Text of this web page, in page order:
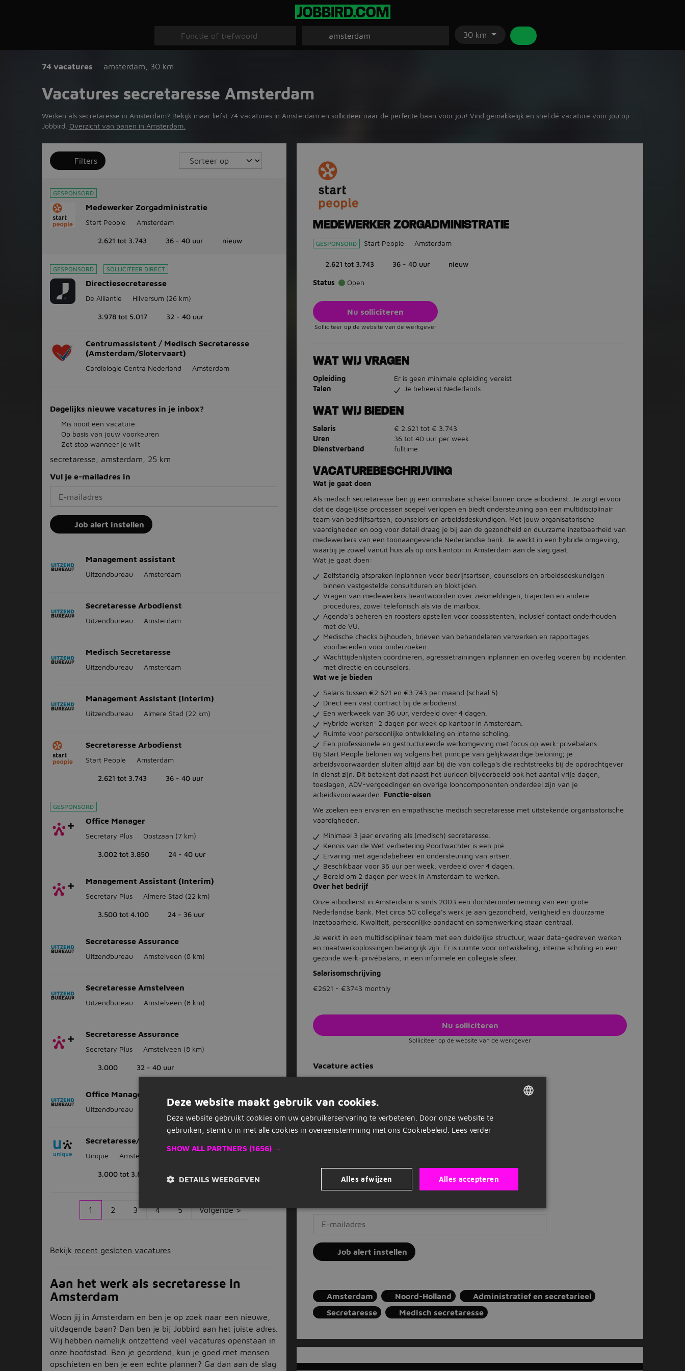
30 km
74 vacatures amsterdam 30 km
Vacatures secretaresse Amsterdam
Werken als secretaresse in Amsterdam? Bekijk maar liefst 74 vacatures in Amsterdam en solliciteer naar de perfecte baan voor jou! Vind gemakkelijk en snel dé vacature voor jou op
Jobbird. Overzicht van banen in Amsterdam.
Filters
GESPONSORD
Medewerker Zorgadministratie
Start People Amsterdam
2.621 tot 3.743 36 - 40 uur nieuw
GESPONSORD SOLLICITEER DIRECT
Directiesecretaresse
De Alliantie Hilversum (26 km)
3.978 tot 5.017 32 - 40 uur
Centrumassistent / Medisch Secretaresse
(Amsterdam/Slotervaart)
Cardiologie Centra Nederland Amsterdam
Dagelijks nieuwe vacatures in je inbox?
Mis nooit een vacature
Op basis van jouw voorkeuren
Zet stop wanneer je wilt
secretaresse, amsterdam, 25 km
Vul je e-mailadres in
Job alert instellen
Management assistant
Uitzendbureau Amsterdam
Secretaresse Arbodienst
Uitzendbureau Amsterdam
Medisch Secretaresse
Uitzendbureau Amsterdam
Management Assistant (Interim)
Uitzendbureau Almere Stad (22 km)
Secretaresse Arbodienst
Start People Amsterdam
2.621 tot 3.743 36 - 40 uur
GESPONSORD
Office Manager
Secretary Plus Oostzaan (7 km)
3.002 tot 3.850 24 - 40 uur
Management Assistant (Interim)
Secretary Plus Almere Stad (22 km)
3.500 tot 4.100 24 - 36 uur
Secretaresse Assurance
Uitzendbureau Amstelveen (8 km)
Secretaresse Amstelveen
Uitzendbureau Amstelveen (8 km)
Secretaresse Assurance
Secretary Plus Amstelveen (8 km)
3.000 32 - 40 uur
Office Manager
Uitzendbureau
Secretaresse/ Management Assistent
Unique Amstelveen
3.000 tot 3.800 32 - 40 uur
1 2 3 4 5 Volgende >
Bekijk recent gesloten vacatures
Aan het werk als secretaresse in
Amsterdam
Woon jij in Amsterdam en ben je op zoek naar een nieuwe,
uitdagende baan? Dan ben je bij Jobbird aan het juiste adres.
Wij hebben namelijk ontzettend veel vacatures openstaan in
onze hoofdstad. Ben je geordend, kun je goed met mensen
opschieten en ben je een echte planner? Ga dan aan de slag
MEDEWERKER ZORGADMINISTRATIE
GESPONSORD Start People Amsterdam
2.621 tot 3.743 36 - 40 uur nieuw
Status Open
Nu solliciteren
Solliciteer op de website van de werkgever
WAT WIJ VRAGEN
Opleiding
Er is geen minimale opleiding vereist
Talen
Je beheerst Nederlands
WAT WIJ BIEDEN
Salaris
€ 2.621 tot € 3.743
Uren
36 tot 40 uur per week
Dienstverband
fulltime
VACATUREBESCHRIJVING
Wat je gaat doen
Als medisch secretaresse ben jij een onmisbare schakel binnen onze arbodienst. Je zorgt ervoor
dat de dagelijkse processen soepel verlopen en biedt ondersteuning aan een multidisciplinair
team van bedrijfsartsen, counselors en arbeidsdeskundigen. Met jouw organisatorische
vaardigheden en oog voor detail draag je bij aan de gezondheid en duurzame inzetbaarheid van
medewerkers van een toonaangevende Nederlandse bank. Je werkt in een hybride omgeving,
waarbij je zowel vanuit huis als op ons kantoor in Amsterdam aan de slag gaat.
Wat je gaat doen:
Zelfstandig afspraken inplannen voor bedrijfsartsen, counselors en arbeidsdeskundigen
binnen vastgestelde consultduren en bloktijden.
Vragen van medewerkers beantwoorden over ziekmeldingen, trajecten en andere
procedures, zowel telefonisch als via de mailbox.
Agenda’s beheren en roosters opstellen voor coassistenten, inclusief contact onderhouden
met de VU.
Medische checks bijhouden, brieven van behandelaren verwerken en rapportages
voorbereiden voor onderzoeken.
Wachttijdenlijsten coördineren, agressietrainingen inplannen en overleg voeren bij incidenten
met directie en counselors.
Wat we je bieden
Salaris tussen €2.621 en €3.743 per maand (schaal 5).
Direct een vast contract bij de arbodienst.
Een werkweek van 36 uur, verdeeld over 4 dagen.
Hybride werken: 2 dagen per week op kantoor in Amsterdam.
Ruimte voor persoonlijke ontwikkeling en interne scholing.
Een professionele en gestructureerde werkomgeving met focus op werk-privébalans.
Bij Start People belonen wij volgens het principe van gelijkwaardige beloning; je
arbeidsvoorwaarden sluiten altijd aan bij die van collega's die rechtstreeks bij de opdrachtgever
in dienst zijn. Dit betekent dat naast het uurloon bijvoorbeeld ook het aantal vrije dagen,
toeslagen, ADV-vergoedingen en overige looncomponenten onderdeel zijn van je
arbeidsvoorwaarden. Functie-eisen
We zoeken een ervaren en empathische medisch secretaresse met uitstekende organisatorische
vaardigheden.
Minimaal 3 jaar ervaring als (medisch) secretaresse.
Kennis van de Wet verbetering Poortwachter is een pré.
Ervaring met agendabeheer en ondersteuning van artsen.
Beschikbaar voor 36 uur per week, verdeeld over 4 dagen.
Bereid om 2 dagen per week in Amsterdam te werken.
Over het bedrijf
Onze arbodienst in Amsterdam is sinds 2003 een dochteronderneming van een grote
Nederlandse bank. Met circa 50 collega’s werk je aan gezondheid, veiligheid en duurzame
inzetbaarheid. Kwaliteit, persoonlijke aandacht en samenwerking staan centraal.
Je werkt in een multidisciplinair team met een duidelijke structuur, waar data-gedreven werken
en maatwerkoplossingen belangrijk zijn. Er is ruimte voor ontwikkeling, interne scholing en een
gezonde werk-privébalans, in een informele en collegiale sfeer.
Salarisomschrijving
€2621 - €3743 monthly
Nu solliciteren
Solliciteer op de website van de werkgever
Vacature acties
Of solliciteer later
Dagelijks nieuwe vacatures in je inbox?
Job alert instellen
Amsterdam Noord-Holland
Administratief en secretarieel
Secretaresse
Medisch secretaresse
Deze website maakt gebruik van cookies.
Deze website gebruikt cookies om uw gebruikerservaring te verbeteren. Door onze website te
gebruiken, stemt u in met alle cookies in overeenstemming met ons Cookiebeleid. Lees verder
SHOW ALL PARTNERS (1656) →
Alles accepteren
Alles afwijzen
DETAILS WEERGEVEN